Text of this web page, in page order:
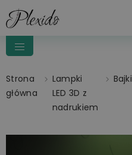
Strona
główna
Lampki
LED 3D z
nadrukiem
Bajki